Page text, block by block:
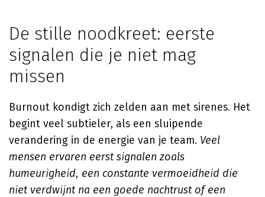
De stille noodkreet: eerste
signalen die je niet mag
missen
Burnout kondigt zich zelden aan met sirenes. Het
begint veel subtieler, als een sluipende
verandering in de energie van je team. Veel
mensen ervaren eerst signalen zoals
humeurigheid, een constante vermoeidheid die
niet verdwijnt na een goede nachtrust of een